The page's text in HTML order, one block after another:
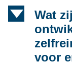
d
Wat
voor